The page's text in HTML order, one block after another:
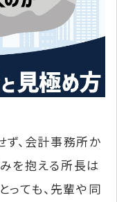
ず、会計事務所か
を抱える所長は
っても、先輩や同